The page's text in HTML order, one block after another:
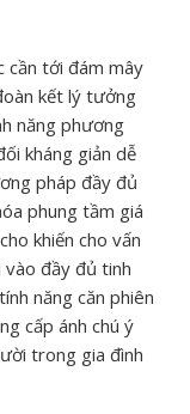
cần tới đám mây
kết lý tưởng
năng phương
kháng giản dễ
pháp đầy đủ
phung tầm giá
khiến cho vấn
vào đầy đủ tinh
năng căn phiên
cấp ánh chú ý
trong gia đình